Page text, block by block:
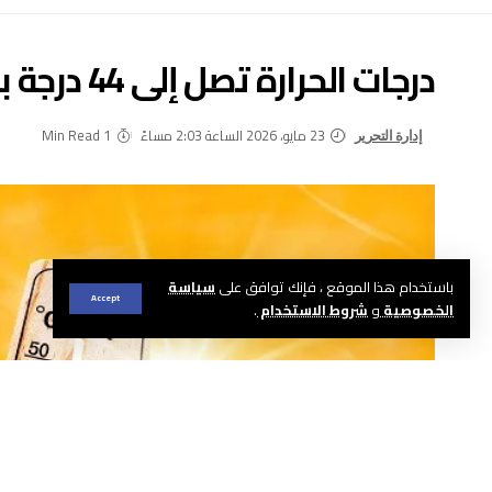
باستخدام هذا الموقع ، فإنك توافق علىسياسة
الخصوصيةوشروط الاستخدام.
Accept
درجات الحرارة تصل إلى 44 درجة بهذه المناطق
إدارة التحرير 23 مايو، 2026 الساعة 2:03 مساءً 1 Min Read